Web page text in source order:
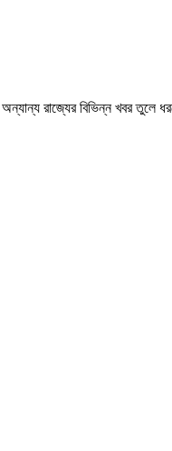
রাজ্যের বিভিন্ন খবর তুলে